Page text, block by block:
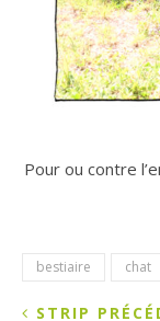
Pour ou contre
bestiaire chat
STRIP